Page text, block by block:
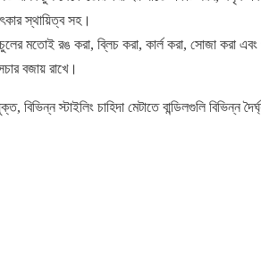
স্থায়িত্ব সহ।
মতোই রঙ করা, ব্লিচ করা, কার্ল করা, সোজা করা
বজায় রাখে।
স্টাইলিং চাহিদা মেটাতে বান্ডিলগুলি